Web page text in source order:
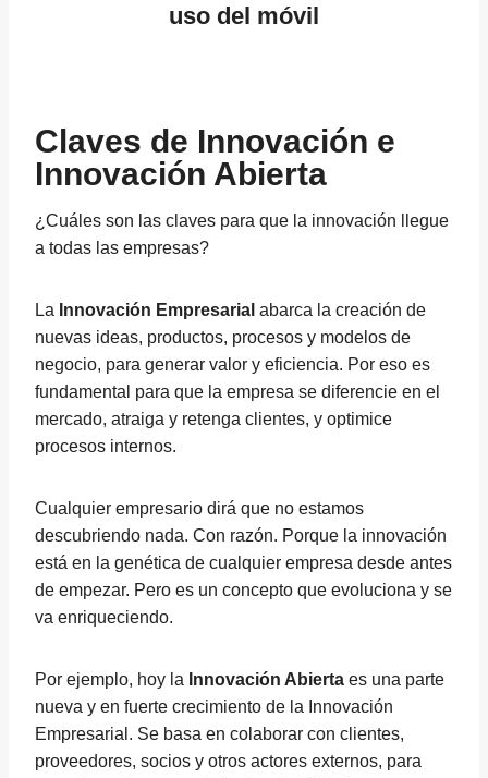
uso del móvil
Claves de Innovación e
Innovación Abierta
¿Cuáles son las claves para que la innovación llegue
a todas las empresas?
La Innovación Empresarial abarca la creación de
nuevas ideas, productos, procesos y modelos de
negocio, para generar valor y eficiencia. Por eso es
fundamental para que la empresa se diferencie en el
mercado, atraiga y retenga clientes, y optimice
procesos internos.
Cualquier empresario dirá que no estamos
descubriendo nada. Con razón. Porque la innovación
está en la genética de cualquier empresa desde antes
de empezar. Pero es un concepto que evoluciona y se
va enriqueciendo.
Por ejemplo, hoy la Innovación Abierta es una parte
nueva y en fuerte crecimiento de la Innovación
Empresarial. Se basa en colaborar con clientes,
proveedores, socios y otros actores externos, para